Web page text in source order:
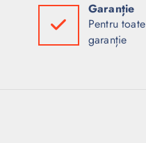
Garanție
Pentru
garanție